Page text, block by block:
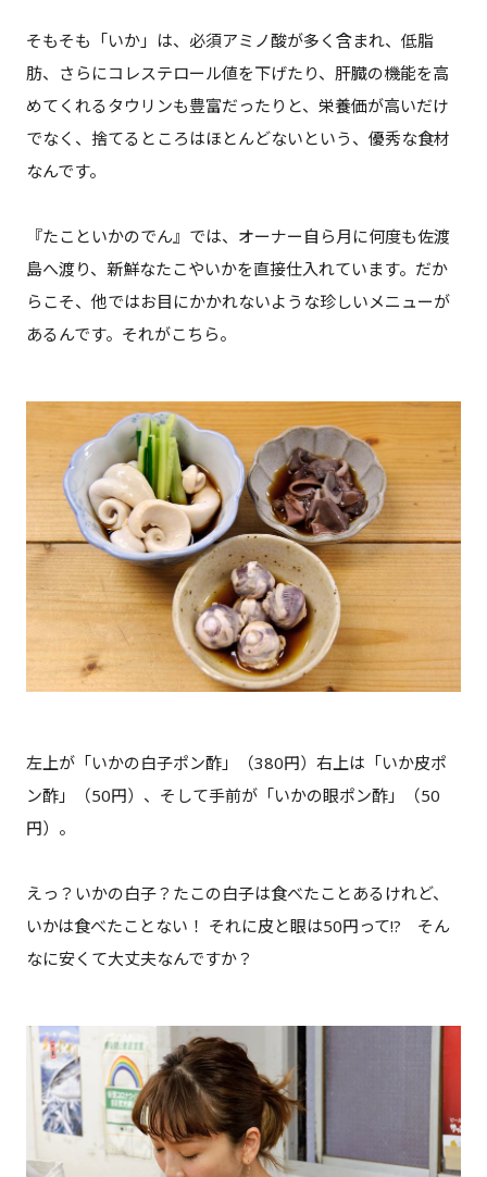
そもそも「いか」は、必須アミノ酸が多く含まれ、低脂
肪、さらにコレステロール値を下げたり、肝臓の機能を高
めてくれるタウリンも豊富だったりと、栄養価が高いだけ
でなく、捨てるところはほとんどないという、優秀な食材
なんです。
『たこといかのでん』では、オーナー自ら月に何度も佐渡
島へ渡り、新鮮なたこやいかを直接仕入れています。だか
らこそ、他ではお目にかかれないような珍しいメニューが
あるんです。それがこちら。
左上が「いかの白子ポン酢」（380円）右上は「いか皮ポ
ン酢」（50円）、そして手前が「いかの眼ポン酢」（50
円）。
えっ？いかの白子？たこの白子は食べたことあるけれど、
いかは食べたことない！ それに皮と眼は50円って!? そん
なに安くて大丈夫なんですか？